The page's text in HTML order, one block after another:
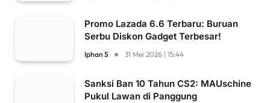
Promo Lazada 6.6 Terbaru: Buruan
Serbu Diskon Gadget Terbesar!
Iphan S 31 Mei 2026 | 15:44
Sanksi Ban 10 Tahun CS2: MAUschine
Pukul Lawan di Panggung